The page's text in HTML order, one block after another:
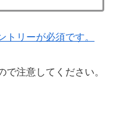
トリーが必須です。
注意してください。